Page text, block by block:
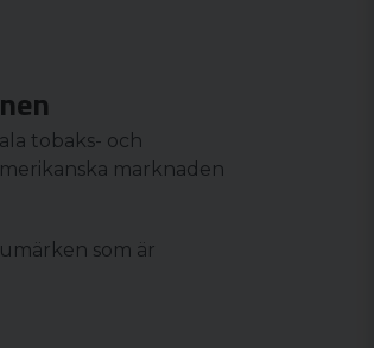
tobaks- och
marknaden
som är